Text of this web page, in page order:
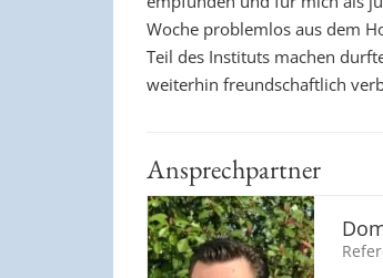
Woche problemlos aus dem
Teil des Instituts machen
weiterhin freundschaftlich
Ansprechpartner